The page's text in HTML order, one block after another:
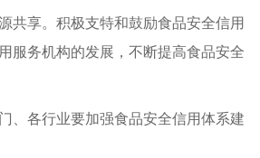
共享。积极支特和鼓励食品安全信用
服务机构的发展，不断提高食品安全
、各行业要加强食品安全信用体系建